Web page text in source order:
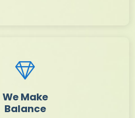
We Make
Balance